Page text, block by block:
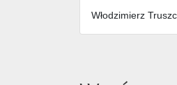
Włodzimierz